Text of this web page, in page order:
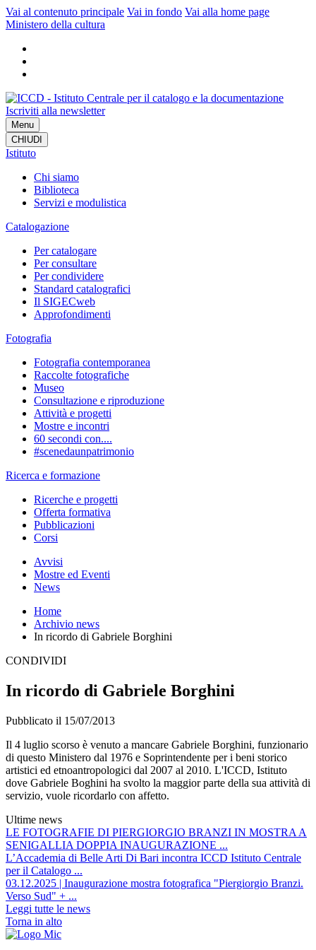
Vai al contenuto principale Vai in fondo Vai alla home page
Ministero della cultura
Iscriviti alla newsletter
Menu
CHIUDI
Istituto
Chi siamo
Biblioteca
Servizi e modulistica
Catalogazione
Per catalogare
Per consultare
Per condividere
Standard catalografici
Il SIGECweb
Approfondimenti
Fotografia
Fotografia contemporanea
Raccolte fotografiche
Museo
Consultazione e riproduzione
Attività e progetti
Mostre e incontri
60 secondi con....
#scenedaunpatrimonio
Ricerca e formazione
Ricerche e progetti
Offerta formativa
Pubblicazioni
Corsi
Avvisi
Mostre ed Eventi
News
Home
Archivio news
In ricordo di Gabriele Borghini
CONDIVIDI
In ricordo di Gabriele Borghini
Pubblicato il 15/07/2013
Il 4 luglio scorso è venuto a mancare Gabriele Borghini, funzionario
di questo Ministero dal 1976 e Soprintendente per i beni storico
artistici ed etnoantropologici dal 2007 al 2010. L'ICCD, Istituto
dove Gabriele Boghini ha svolto la maggior parte della sua attività di
servizio, vuole ricordarlo con affetto.
Ultime news
LE FOTOGRAFIE DI PIERGIORGIO BRANZI IN MOSTRA A
SENIGALLIA DOPPIA INAUGURAZIONE ...
L’Accademia di Belle Arti Di Bari incontra ICCD Istituto Centrale
per il Catalogo ...
03.12.2025 | Inaugurazione mostra fotografica "Piergiorgio Branzi.
Verso Sud" + ...
Leggi tutte le news
Torna in alto